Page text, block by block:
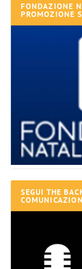
FONDAZIONE
PROMOZIONE
SEGUI THE